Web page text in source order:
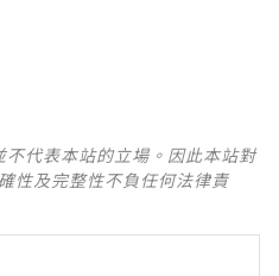
代表本站的立場。因此本站對
性及完整性不負任何法律責